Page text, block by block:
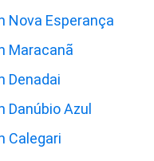
Nova Esperança
Maracanã
Denadai
Azul
Calegari